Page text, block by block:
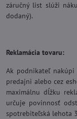
záručný list slúži
dodaný).
Reklamácia tovaru:
Ak podnikateľ nakúpi
predajni alebo cez
maximálnu dĺžku
určuje povinnosť
spotrebiteľská lehota